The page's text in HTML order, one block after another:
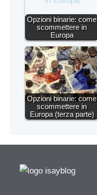
Opzioni binarie: come
scommettere in
Europa
Opzioni binarie: come
scommettere in
Europa (terza parte)